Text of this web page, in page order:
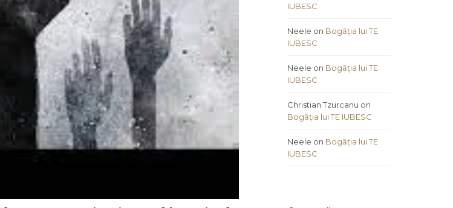
IUBESC
Neele on Bogăția lui TE
IUBESC
Neele on Bogăția lui TE
IUBESC
Christian Tzurcanu on
Bogăția lui TE IUBESC
Neele on Bogăția lui TE
IUBESC